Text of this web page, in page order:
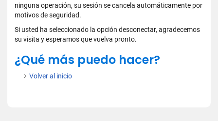
ninguna operación, su sesión se cancela automáticamente por
motivos de seguridad.
Si usted ha seleccionado la opción desconectar, agradecemos
su visita y esperamos que vuelva pronto.
¿Qué más puedo hacer?
Volver al inicio